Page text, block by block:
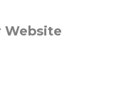
Website